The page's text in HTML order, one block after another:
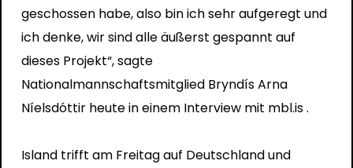
geschossen habe, also bin ich sehr aufgeregt und
ich denke, wir sind alle äußerst gespannt auf
dieses Projekt“, sagte
Nationalmannschaftsmitglied Bryndís Arna
Níelsdóttir heute in einem Interview mit mbl.is .
Island trifft am Freitag auf Deutschland und